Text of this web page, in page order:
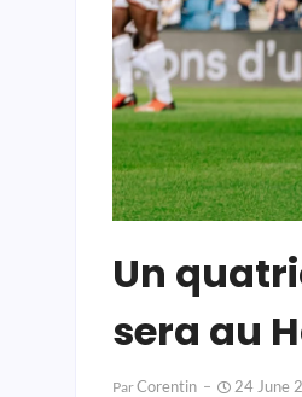
Un
sera au
ParCorentin 24 June